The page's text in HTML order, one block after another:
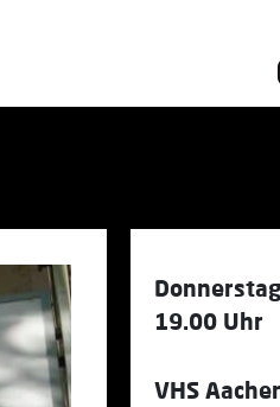
19.00 Uhr
VHS